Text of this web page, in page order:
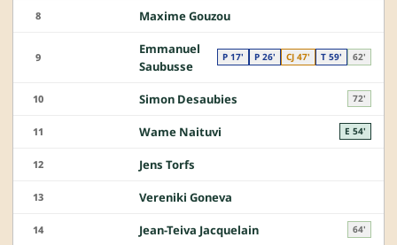
8 Maxime Gouzou
9
Emmanuel
Saubusse
P 17' P 26' CJ 47' T 59' 62'
10 Simon Desaubies 72'
11 Wame Naituvi E 54'
12 Jens Torfs
13 Vereniki Goneva
14 Jean-Teiva Jacquelain 64'